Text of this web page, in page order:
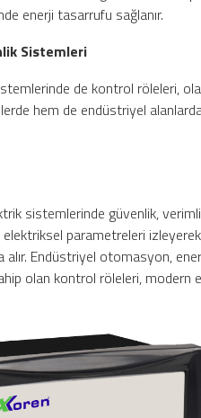
enerji tasarrufu sağlanır.
Sistemleri
de kontrol röleleri,
hem de endüstriyel
sistemlerinde güvenlik,
elektriksel parametreleri
Endüstriyel otomasyon,
olan kontrol röleleri,